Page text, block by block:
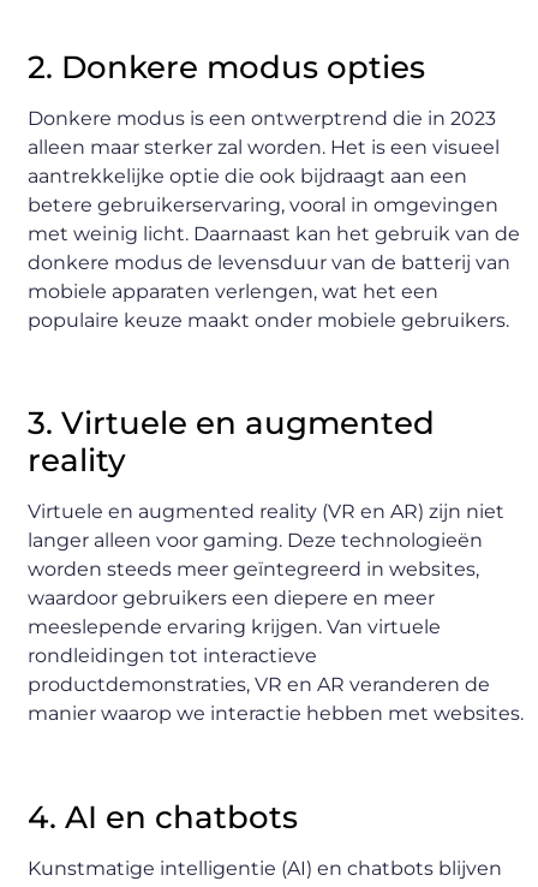
2. Donkere modus opties
Donkere modus is een ontwerptrend die in 2023
alleen maar sterker zal worden. Het is een visueel
aantrekkelijke optie die ook bijdraagt aan een
betere gebruikerservaring, vooral in omgevingen
met weinig licht. Daarnaast kan het gebruik van de
donkere modus de levensduur van de batterij van
mobiele apparaten verlengen, wat het een
populaire keuze maakt onder mobiele gebruikers.
3. Virtuele en augmented
reality
Virtuele en augmented reality (VR en AR) zijn niet
langer alleen voor gaming. Deze technologieën
worden steeds meer geïntegreerd in websites,
waardoor gebruikers een diepere en meer
meeslepende ervaring krijgen. Van virtuele
rondleidingen tot interactieve
productdemonstraties, VR en AR veranderen de
manier waarop we interactie hebben met websites.
4. AI en chatbots
Kunstmatige intelligentie (AI) en chatbots blijven